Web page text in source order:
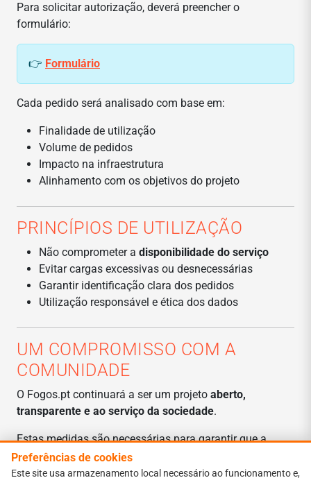
Para solicitar autorização, deverá preencher o
formulário:
👉 Formulário
Cada pedido será analisado com base em:
Finalidade de utilização
Volume de pedidos
Impacto na infraestrutura
Alinhamento com os objetivos do projeto
PRINCÍPIOS DE UTILIZAÇÃO
Não comprometer a disponibilidade do serviço
Evitar cargas excessivas ou desnecessárias
Garantir identificação clara dos pedidos
Utilização responsável e ética dos dados
UM COMPROMISSO COM A
COMUNIDADE
O Fogos.pt continuará a ser um projeto aberto,
transparente e ao serviço da sociedade.
Estas medidas são necessárias para garantir que a
plataforma continua a servir
todos os anos, especialmente em momentos críticos.
Preferências de cookies
Este site usa armazenamento local necessário ao funcionamento e,